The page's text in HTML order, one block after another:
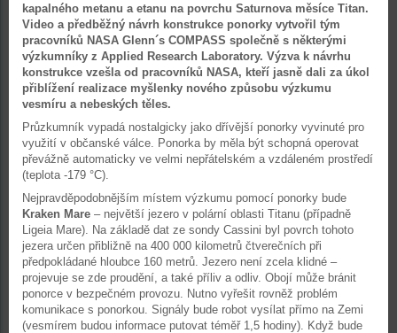
kapalného metanu a etanu na povrchu Saturnova měsíce Titan.
Video a předběžný návrh konstrukce ponorky vytvořil tým
pracovníků NASA Glenn´s COMPASS společně s některými
výzkumníky z Applied Research Laboratory. Výzva k návrhu
konstrukce vzešla od pracovníků NASA, kteří jasně dali za úkol
přiblížení realizace myšlenky nového způsobu výzkumu
vesmíru a nebeských těles.
Průzkumník vypadá nostalgicky jako dřívější ponorky vyvinuté pro
využití v občanské válce. Ponorka by měla být schopná operovat
převážně automaticky ve velmi nepřátelském a vzdáleném prostředí
(teplota -179 °C).
Nejpravděpodobnějším místem výzkumu pomocí ponorky bude
Kraken Mare – největší jezero v polární oblasti Titanu (případně
Ligeia Mare). Na základě dat ze sondy Cassini byl povrch tohoto
jezera určen přibližně na 400 000 kilometrů čtverečních při
předpokládané hloubce 160 metrů. Jezero není zcela klidné –
projevuje se zde proudění, a také příliv a odliv. Obojí může bránit
ponorce v bezpečném provozu. Nutno vyřešit rovněž problém
komunikace s ponorkou. Signály bude robot vysílat přímo na Zemi
(vesmírem budou informace putovat téměř 1,5 hodiny). Když bude